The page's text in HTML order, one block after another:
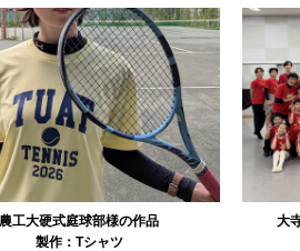
二バレエアカデミー様の作品
製作： Tシャツ
リ